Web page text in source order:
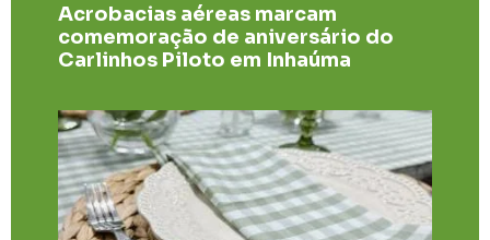
Acrobacias aéreas marcam
comemoração de aniversário do
Carlinhos Piloto em Inhaúma